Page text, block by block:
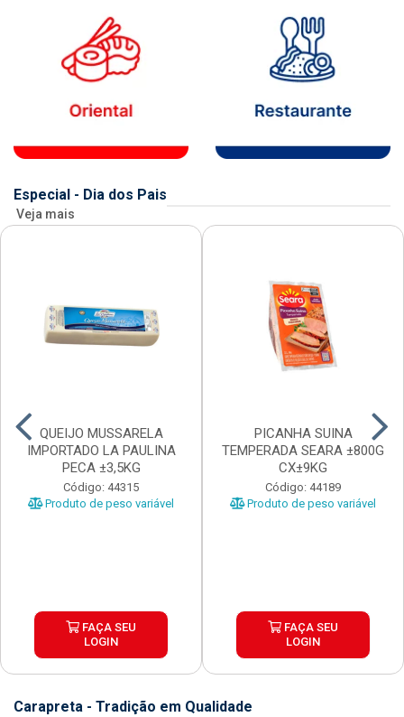
Especial - Dia dos Pais
Veja mais
QUEIJO MUSSARELA
IMPORTADO LA PAULINA
PECA ±3,5KG
Código: 44315
Produto de peso variável
FAÇA SEU
LOGIN
PICANHA SUINA
TEMPERADA SEARA ±800G
CX±9KG
Código: 44189
Produto de peso variável
FAÇA SEU
LOGIN
Carapreta - Tradição em Qualidade